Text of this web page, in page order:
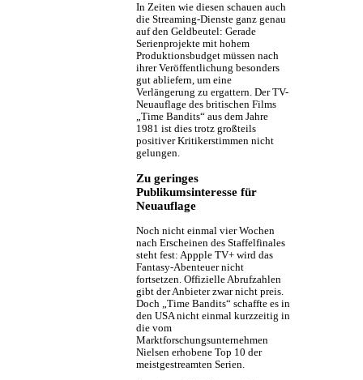
In Zeiten wie diesen schauen auch
die Streaming-Dienste ganz genau
auf den Geldbeutel: Gerade
Serienprojekte mit hohem
Produktionsbudget müssen nach
ihrer Veröffentlichung besonders
gut abliefern, um eine
Verlängerung zu ergattern. Der TV-
Neuauflage des britischen Films
„Time Bandits“ aus dem Jahre
1981 ist dies trotz großteils
positiver Kritikerstimmen nicht
gelungen.
Zu geringes
Publikumsinteresse für
Neuauflage
Noch nicht einmal vier Wochen
nach Erscheinen des Staffelfinales
steht fest: Appple TV+ wird das
Fantasy-Abenteuer nicht
fortsetzen. Offizielle Abrufzahlen
gibt der Anbieter zwar nicht preis.
Doch „Time Bandits“ schaffte es in
den USA nicht einmal kurzzeitig in
die vom
Marktforschungsunternehmen
Nielsen erhobene Top 10 der
meistgestreamten Serien.